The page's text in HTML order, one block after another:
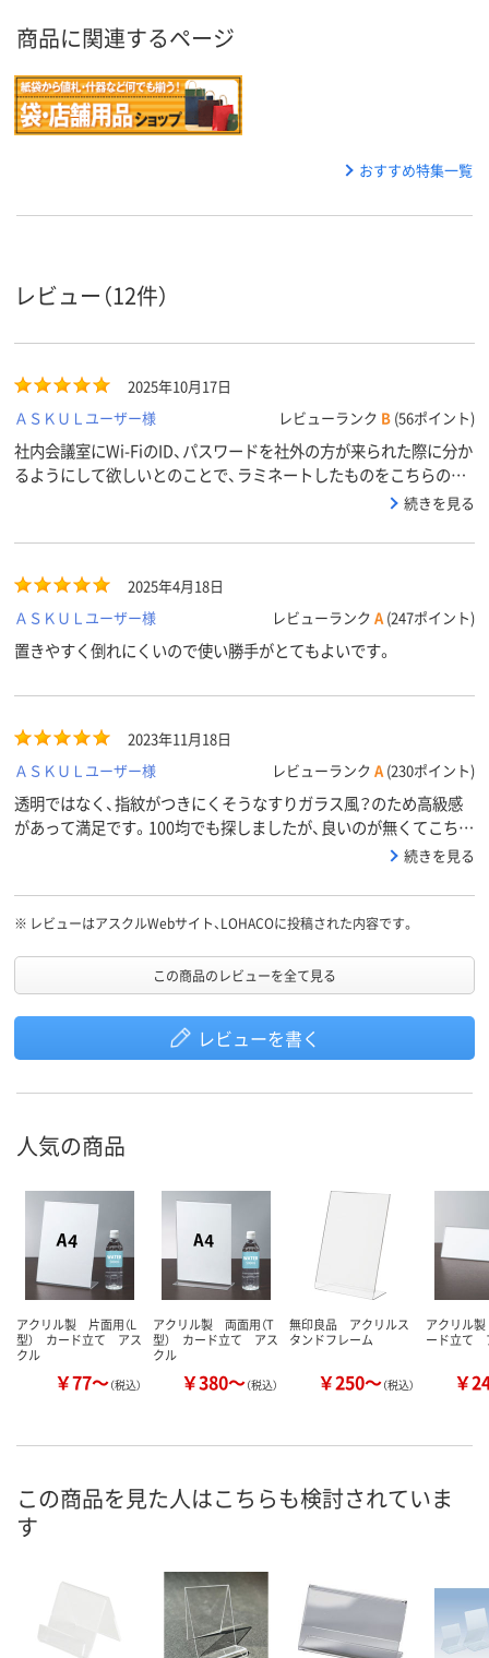
商品に関連するページ
おすすめ特集一覧
レビュー（12件）
2025年10月17日
ＡＳＫＵＬユーザー様
レビューランク B (56ポイント)
社内会議室にWi-FiのID、パスワードを社外の方が来られた際に分か
るようにして欲しいとのことで、ラミネートしたものをこちらのス
タンドに立てかけて置いています。値段の割にしっかりしていて、
方ができると思います！
続きを見る
2025年4月18日
ＡＳＫＵＬユーザー様
レビューランク A (247ポイント)
置きやすく倒れにくいので使い勝手がとてもよいです。
2023年11月18日
ＡＳＫＵＬユーザー様
レビューランク A (230ポイント)
透明ではなく、指紋がつきにくそうなすりガラス風？のため高級感
があって満足です。100均でも探しましたが、良いのが無くてこちら
を購入しましたが、こちらを選んで良かったです。透明だとほこり
続きを見る
※ レビューはアスクルWebサイト、LOHACOに投稿された内容です。
この商品のレビューを全て見る
レビューを書く
人気の商品
アクリル製 片面用（L
型） カード立て アス
クル
￥77～（税込）
アクリル製 両面用（T
型） カード立て アス
クル
￥380～（税込）
無印良品 アクリルス
タンドフレーム
￥250～（税込）
アクリル
ード立て
￥
この商品を見た人はこちらも検討されていま
す